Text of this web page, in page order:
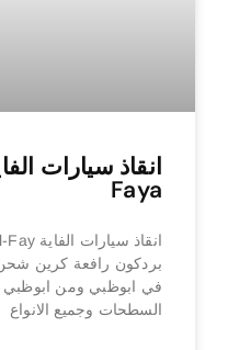
Faya
بردكون رافعة كرين
في ابوظبي ومن ابوظبي
السطحات وجميع الانواع